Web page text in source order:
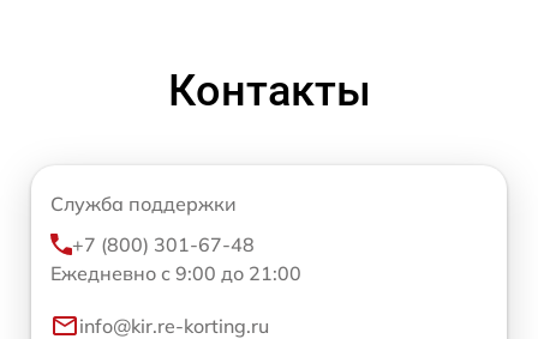
Контакты
Служба поддержки
+7 (800) 301-67-48
Ежедневно с 9:00 до 21:00
info@kir.re-korting.ru